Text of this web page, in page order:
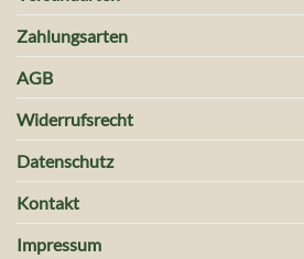
Zahlungsarten
AGB
Widerrufsrecht
Datenschutz
Kontakt
Impressum